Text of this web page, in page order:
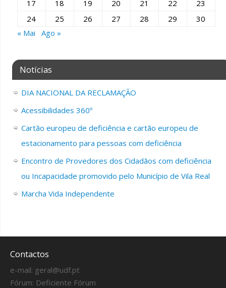
17
18 19 20 21 22
23
24
25 26 27 28 29
30
« Mai
Ago »
Notícias
DIA NACIONAL DA RECLAMAÇÃO
Acessibilidades 360º
Cartão europeu de deficiência e cartão europeu de
estacionamento para pessoas com deficiência
Encontro de Provedores dos Cidadãos com deficiência
ou Incapacidade promovido pelo Município de Vila Real
Marcha Vida Independente
Contactos
e-mail: geral@udf.pt
Fórum: Deficiente Fórum